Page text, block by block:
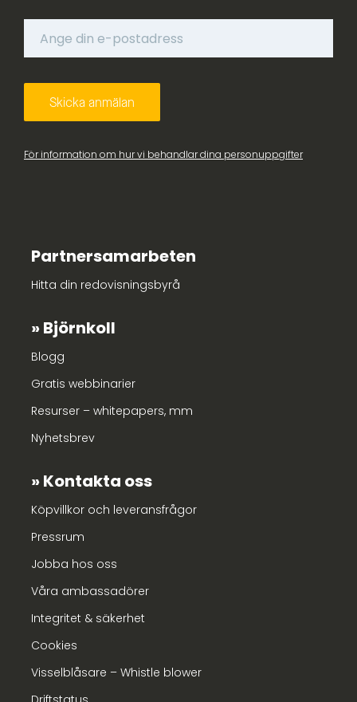
För information om hur vi behandlar dina personuppgifter
Partnersamarbeten
Hitta din redovisningsbyrå
Björnkoll
Blogg
Gratis webbinarier
Resurser – whitepapers, mm
Nyhetsbrev
Kontakta oss
Köpvillkor och leveransfrågor
Pressrum
Jobba hos oss
Våra ambassadörer
Integritet & säkerhet
Cookies
Visselblåsare – Whistle blower